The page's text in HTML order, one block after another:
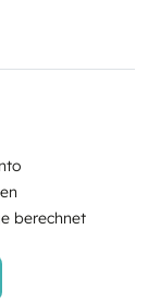
berechnet